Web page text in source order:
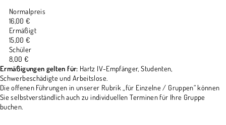
Normalpreis
16,00 €
Ermäßigt
15,00 €
Schüler
8,00 €
Ermäßigungen gelten für: Hartz IV-Empfänger, Studenten,
Schwerbeschädigte und Arbeitslose.
Die offenen Führungen in unserer Rubrik „für Einzelne / Gruppen“ können
Sie selbstverständlich auch zu individuellen Terminen für Ihre Gruppe
buchen.